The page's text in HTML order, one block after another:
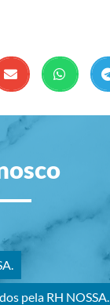
pela RH NOSSA.